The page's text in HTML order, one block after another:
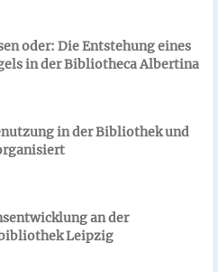
oder: Die Entstehung eines
in der Bibliotheca Albertina
in der Bibliothek und
an der
Leipzig